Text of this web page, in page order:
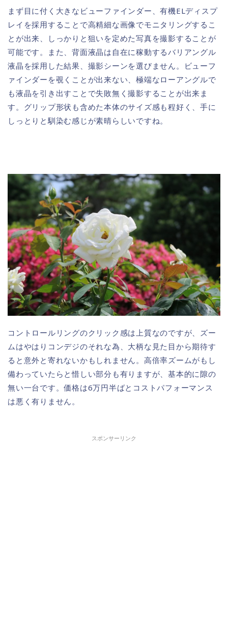
まず目に付く大きなビューファインダー、有機ELディスプ
レイを採用することで高精細な画像でモニタリングするこ
とが出来、しっかりと狙いを定めた写真を撮影することが
可能です。また、背面液晶は自在に稼動するバリアングル
液晶を採用した結果、撮影シーンを選びません。ビューフ
ァインダーを覗くことが出来ない、極端なローアングルで
も液晶を引き出すことで失敗無く撮影することが出来ま
す。グリップ形状も含めた本体のサイズ感も程好く、手に
しっとりと馴染む感じが素晴らしいですね。
コントロールリングのクリック感は上質なのですが、ズー
ムはやはりコンデジのそれな為、大柄な見た目から期待す
ると意外と寄れないかもしれません。高倍率ズームがもし
備わっていたらと惜しい部分も有りますが、基本的に隙の
無い一台です。価格は6万円半ばとコストパフォーマンス
は悪く有りません。
スポンサーリンク